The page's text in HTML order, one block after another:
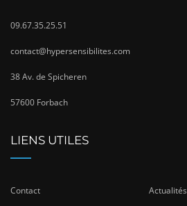
09.67.35.25.51
contact@hypersensibilites.com
38 Av. de Spicheren
57600 Forbach
LIENS UTILES
Contact Actualités